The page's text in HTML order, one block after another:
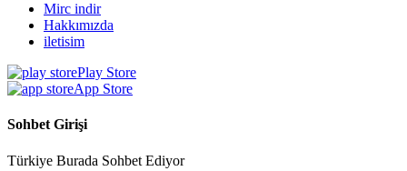
Mirc indir
Hakkımızda
iletisim
Play Store
App Store
Sohbet Girişi
Türkiye Burada Sohbet Ediyor